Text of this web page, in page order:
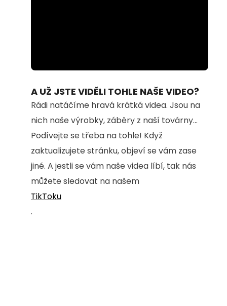
100.00%
A UŽ JSTE VIDĚLI TOHLE NAŠE VIDEO?
Rádi natáčíme hravá krátká videa. Jsou na
nich naše výrobky, záběry z naší továrny...
Podívejte se třeba na tohle! Když
zaktualizujete stránku, objeví se vám zase
jiné. A jestli se vám naše videa líbí, tak nás
můžete sledovat na našem
TikToku
.